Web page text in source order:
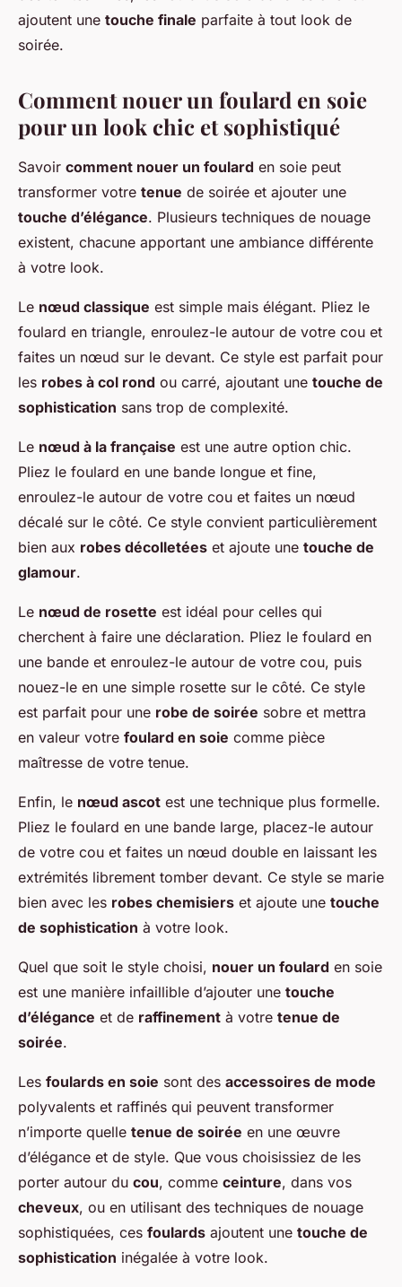
ajoutent une touche finale parfaite à tout look de
soirée.
Comment nouer un foulard en soie
pour un look chic et sophistiqué
Savoir comment nouer un foulard en soie peut
transformer votre tenue de soirée et ajouter une
touche d’élégance. Plusieurs techniques de nouage
existent, chacune apportant une ambiance différente
à votre look.
Le nœud classique est simple mais élégant. Pliez le
foulard en triangle, enroulez-le autour de votre cou et
faites un nœud sur le devant. Ce style est parfait pour
les robes à col rond ou carré, ajoutant une touche de
sophistication sans trop de complexité.
Le nœud à la française est une autre option chic.
Pliez le foulard en une bande longue et fine,
enroulez-le autour de votre cou et faites un nœud
décalé sur le côté. Ce style convient particulièrement
bien aux robes décolletées et ajoute une touche de
glamour.
Le nœud de rosette est idéal pour celles qui
cherchent à faire une déclaration. Pliez le foulard en
une bande et enroulez-le autour de votre cou, puis
nouez-le en une simple rosette sur le côté. Ce style
est parfait pour une robe de soirée sobre et mettra
en valeur votre foulard en soie comme pièce
maîtresse de votre tenue.
Enfin, le nœud ascot est une technique plus formelle.
Pliez le foulard en une bande large, placez-le autour
de votre cou et faites un nœud double en laissant les
extrémités librement tomber devant. Ce style se marie
bien avec les robes chemisiers et ajoute une touche
de sophistication à votre look.
Quel que soit le style choisi, nouer un foulard en soie
est une manière infaillible d’ajouter une touche
d’élégance et de raffinement à votre tenue de
soirée.
Les foulards en soie sont des accessoires de mode
polyvalents et raffinés qui peuvent transformer
n’importe quelle tenue de soirée en une œuvre
d’élégance et de style. Que vous choisissiez de les
porter autour du cou, comme ceinture, dans vos
cheveux, ou en utilisant des techniques de nouage
sophistiquées, ces foulards ajoutent une touche de
sophistication inégalée à votre look.